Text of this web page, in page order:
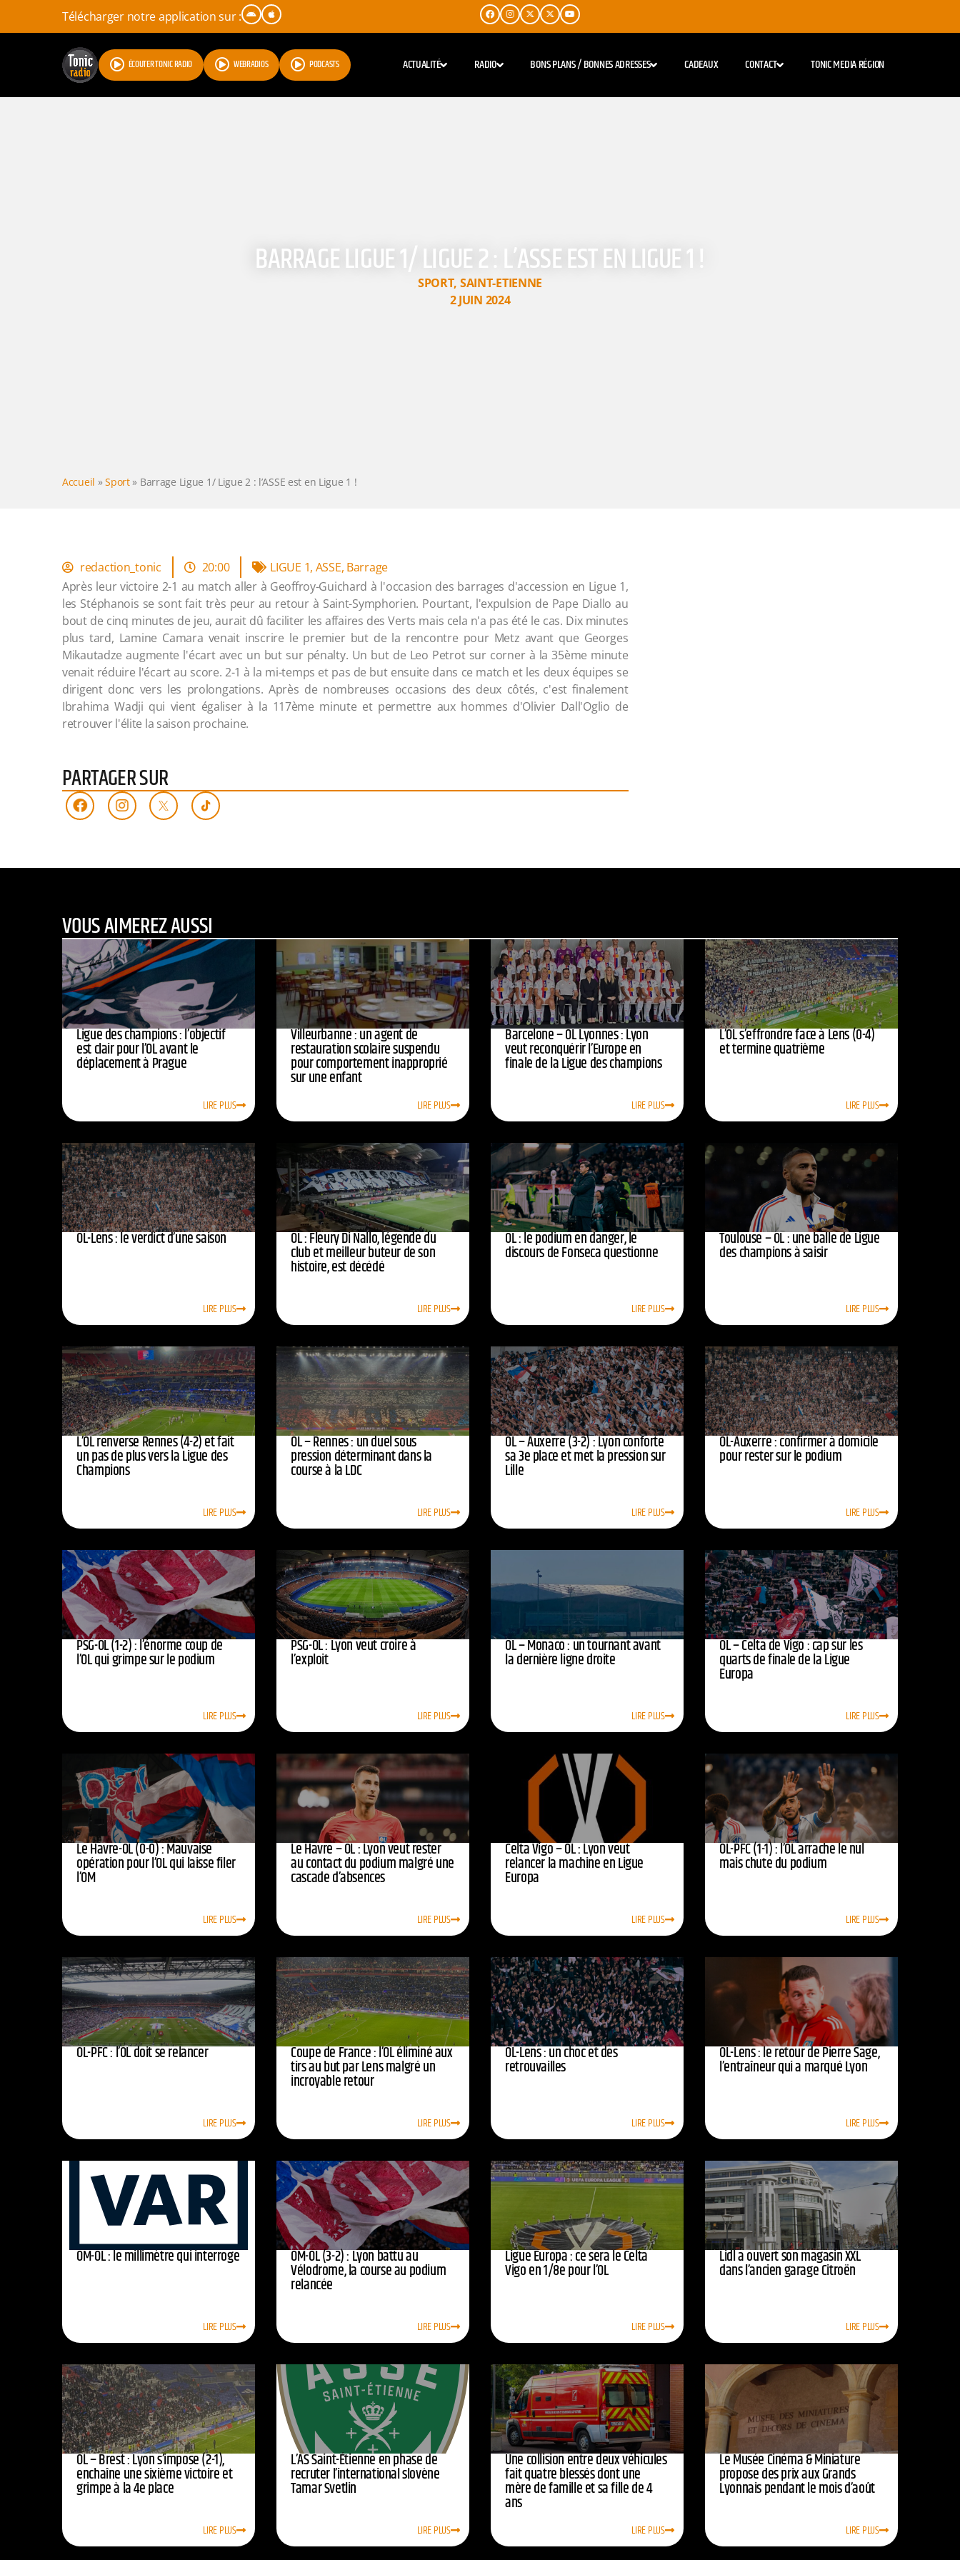
Télécharger notre application sur :
ÉCOUTER TONIC RADIO WEBRADIOS PODCASTS ACTUALITÉ RADIO BONS PLANS / BONNES ADRESSES CADEAUX CONTACT TONIC MEDIA RÉGION
BARRAGE LIGUE 1/ LIGUE 2 : L’ASSE EST EN LIGUE 1 !
SPORT, SAINT-ETIENNE
2 JUIN 2024
Accueil »Sport» Barrage Ligue 1/ Ligue 2 : l’ASSE est en Ligue 1 !
redaction_tonic 20:00 LIGUE 1, ASSE, Barrage
Après leur victoire 2-1 au match aller à Geoffroy-Guichard à l'occasion des barrages d'accession en Ligue 1,
les Stéphanois se sont fait très peur au retour à Saint-Symphorien. Pourtant, l'expulsion de Pape Diallo au
bout de cinq minutes de jeu, aurait dû faciliter les affaires des Verts mais cela n'a pas été le cas. Dix minutes
plus tard, Lamine Camara venait inscrire le premier but de la rencontre pour Metz avant que Georges
Mikautadze augmente l'écart avec un but sur pénalty. Un but de Leo Petrot sur corner à la 35ème minute
venait réduire l'écart au score. 2-1 à la mi-temps et pas de but ensuite dans ce match et les deux équipes se
dirigent donc vers les prolongations. Après de nombreuses occasions des deux côtés, c'est finalement
Ibrahima Wadji qui vient égaliser à la 117ème minute et permettre aux hommes d'Olivier Dall'Oglio de
retrouver l'élite la saison prochaine.
PARTAGER SUR
VOUS AIMEREZ AUSSI
Ligue des champions : l’objectif
est clair pour l’OL avant le
déplacement à Prague
LIRE PLUS
Villeurbanne : un agent de
restauration scolaire suspendu
pour comportement inapproprié
sur une enfant
LIRE PLUS
Barcelone – OL Lyonnes : Lyon
veut reconquérir l’Europe en
finale de la Ligue des champions
LIRE PLUS
L’OL s’effrondre face à Lens (0-4)
et termine quatrième
LIRE PLUS
OL-Lens : le verdict d’une saison
LIRE PLUS
OL : Fleury Di Nallo, légende du
club et meilleur buteur de son
histoire, est décédé
LIRE PLUS
OL : le podium en danger, le
discours de Fonseca questionne
LIRE PLUS
Toulouse – OL : une balle de Ligue
des champions à saisir
LIRE PLUS
L’OL renverse Rennes (4-2) et fait
un pas de plus vers la Ligue des
Champions
LIRE PLUS
OL – Rennes : un duel sous
pression déterminant dans la
course à la LDC
LIRE PLUS
OL – Auxerre (3-2) : Lyon conforte
sa 3e place et met la pression sur
Lille
LIRE PLUS
OL-Auxerre : confirmer à domicile
pour rester sur le podium
LIRE PLUS
PSG-OL (1-2) : l’énorme coup de
l’OL qui grimpe sur le podium
LIRE PLUS
PSG-OL : Lyon veut croire à
l’exploit
LIRE PLUS
OL – Monaco : un tournant avant
la dernière ligne droite
LIRE PLUS
OL – Celta de Vigo : cap sur les
quarts de finale de la Ligue
Europa
LIRE PLUS
Le Havre-OL (0-0) : Mauvaise
opération pour l’OL qui laisse filer
l’OM
LIRE PLUS
Le Havre – OL : Lyon veut rester
au contact du podium malgré une
cascade d’absences
LIRE PLUS
Celta Vigo – OL : Lyon veut
relancer la machine en Ligue
Europa
LIRE PLUS
OL-PFC (1-1) : l’OL arrache le nul
mais chute du podium
LIRE PLUS
OL-PFC : l’OL doit se relancer
LIRE PLUS
Coupe de France : l’OL éliminé aux
tirs au but par Lens malgré un
incroyable retour
LIRE PLUS
OL-Lens : un choc et des
retrouvailles
LIRE PLUS
OL-Lens : le retour de Pierre Sage,
l’entraîneur qui a marqué Lyon
LIRE PLUS
OM-OL : le millimètre qui interroge
LIRE PLUS
OM-OL (3-2) : Lyon battu au
Vélodrome, la course au podium
relancée
LIRE PLUS
Ligue Europa : ce sera le Celta
Vigo en 1/8e pour l’OL
LIRE PLUS
Lidl a ouvert son magasin XXL
dans l’ancien garage Citroën
LIRE PLUS
OL – Brest : Lyon s’impose (2-1),
enchaîne une sixième victoire et
grimpe à la 4e place
LIRE PLUS
L’AS Saint-Étienne en phase de
recruter l’international slovène
Tamar Svetlin
LIRE PLUS
Une collision entre deux véhicules
fait quatre blessés dont une
mère de famille et sa fille de 4
ans
LIRE PLUS
Le Musée Cinéma & Miniature
propose des prix aux Grands
Lyonnais pendant le mois d’août
LIRE PLUS